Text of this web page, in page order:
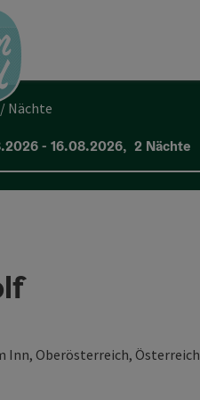
Reisezeitraum / Nächte
- 16.08.2026, 2 Nächte
Inn, Oberösterreich, Österreich